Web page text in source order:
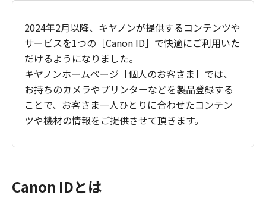
2024年2月以降、キヤノンが提供するコンテンツや
サービスを1つの［Canon ID］で快適にご利用いた
だけるようになりました。
キヤノンホームページ［個人のお客さま］では、
お持ちのカメラやプリンターなどを製品登録する
ことで、お客さま一人ひとりに合わせたコンテン
ツや機材の情報をご提供させて頂きます。
Canon IDとは